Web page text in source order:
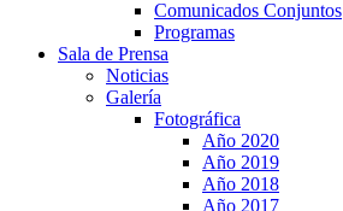
Comunicados Conjuntos
Programas
Sala de Prensa
Noticias
Galería
Fotográfica
Año 2020
Año 2019
Año 2018
Año 2017